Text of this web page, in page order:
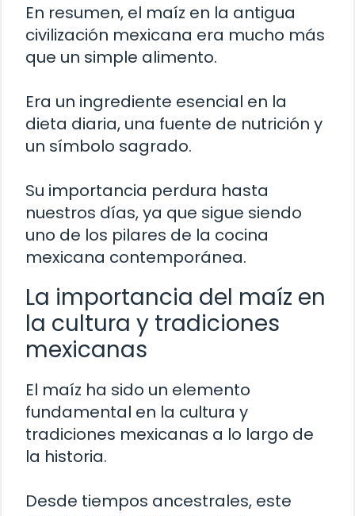
En resumen, el maíz en la antigua
civilización mexicana era mucho más
que un simple alimento.
Era un ingrediente esencial en la
dieta diaria, una fuente de nutrición y
un símbolo sagrado.
Su importancia perdura hasta
nuestros días, ya que sigue siendo
uno de los pilares de la cocina
mexicana contemporánea.
La importancia del maíz en
la cultura y tradiciones
mexicanas
El maíz ha sido un elemento
fundamental en la cultura y
tradiciones mexicanas a lo largo de
la historia.
Desde tiempos ancestrales, este